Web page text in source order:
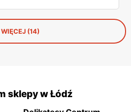
WIĘCEJ (14)
sklepy w Łódź